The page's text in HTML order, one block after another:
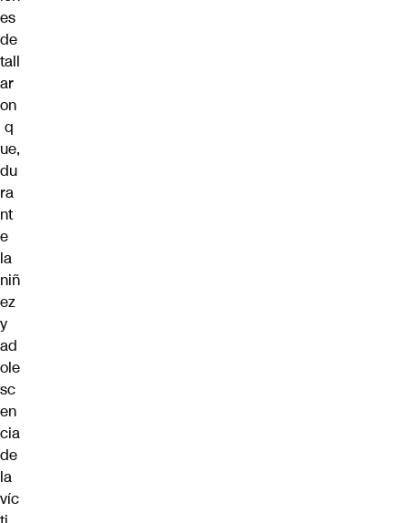
es
de
tall
ar
on
q
ue,
du
ra
nt
e
la
niñ
ez
y
ad
ole
sc
en
cia
de
la
víc